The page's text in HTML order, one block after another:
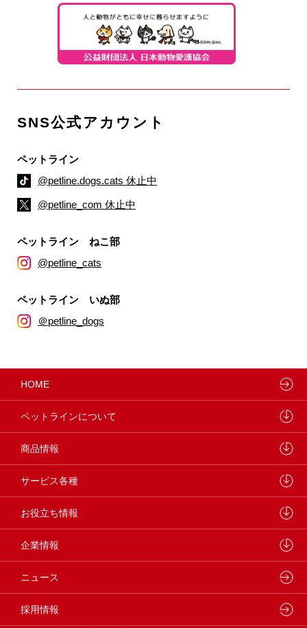
SNS公式アカウント
ペットライン
@petline.dogs.cats 休止中
@petline_com 休止中
ペットライン ねこ部
@petline_cats
ペットライン いぬ部
＠petline_dogs
HOME
ペットラインについて
ペットラインが大切にしていること
研究開発センターについて
学会・論文発表
製品・品質管理
商品情報
ドッグフード
キャットフード
小動物
動物病院専用フード
フードコンシェル
サービス各種
ウェルネスナビ
しあわせマルシェ
どうぶつ病院宅配便
お役立ち情報
ペットライン 犬ノート
ペットライン 猫ノート
狂犬病予防
企業情報
会社概要・事業所
代表メッセージ
ニュース
採用情報